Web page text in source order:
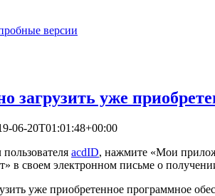
версии
загрузить уже
06-20T01:01:48+00:00
acdID, нажмите «Мои
в своем электронном письме о
уже приобретенное программное